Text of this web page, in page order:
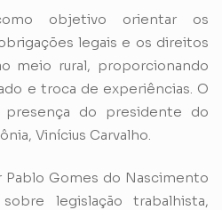
objetivo orientar os
legais e os direitos
meio rural, proporcionando
e troca de experiências. O
do presidente do
Vinícius Carvalho.
Gomes do Nascimento
legislação trabalhista,